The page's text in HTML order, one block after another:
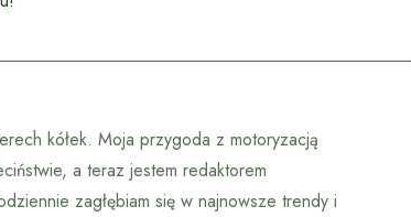
kółek. Moja przygoda z motoryzacją
a teraz jestem redaktorem
zagłębiam się w najnowsze trendy i